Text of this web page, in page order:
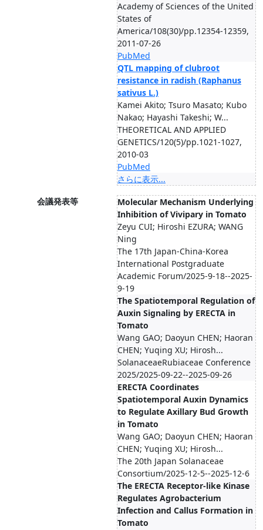
Academy of Sciences of the United
States of
America/108(30)/pp.12354-12359,
2011-07-26
PubMed
QTL mapping of clubroot
resistance in radish (Raphanus
sativus L.)
Kamei Akito; Tsuro Masato; Kubo
Nakao; Hayashi Takeshi; W...
THEORETICAL AND APPLIED
GENETICS/120(5)/pp.1021-1027,
2010-03
PubMed
さらに表示...
会議発表等
Molecular Mechanism Underlying
Inhibition of Vivipary in Tomato
Zeyu CUI; Hiroshi EZURA; WANG
Ning
The 17th Japan-China-Korea
International Postgraduate
Academic Forum/2025-9-18--2025-
9-19
The Spatiotemporal Regulation of
Auxin Signaling by ERECTA in
Tomato
Wang GAO; Daoyun CHEN; Haoran
CHEN; Yuqing XU; Hirosh...
SolanaceaeRubiaceae Conference
2025/2025-09-22--2025-09-26
ERECTA Coordinates
Spatiotemporal Auxin Dynamics
to Regulate Axillary Bud Growth
in Tomato
Wang GAO; Daoyun CHEN; Haoran
CHEN; Yuqing XU; Hirosh...
The 20th Japan Solanaceae
Consortium/2025-12-5--2025-12-6
The ERECTA Receptor-like Kinase
Regulates Agrobacterium
Infection and Callus Formation in
Tomato